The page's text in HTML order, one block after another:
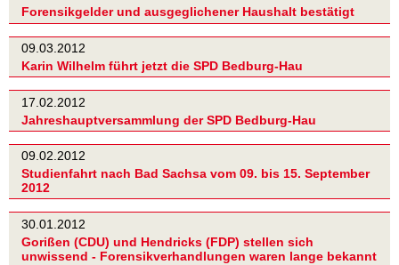
Forensikgelder und ausgeglichener Haushalt bestätigt
09.03.2012
Karin Wilhelm führt jetzt die SPD Bedburg-Hau
17.02.2012
Jahreshauptversammlung der SPD Bedburg-Hau
09.02.2012
Studienfahrt nach Bad Sachsa vom 09. bis 15. September
2012
30.01.2012
Gorißen (CDU) und Hendricks (FDP) stellen sich
unwissend - Forensikverhandlungen waren lange bekannt